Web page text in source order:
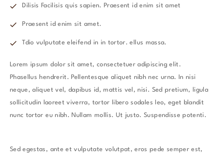
Dilisis Facilisis quis sapien. Praesent id enim sit amet
Praesent id enim sit amet.
Tdio vulputate eleifend in in tortor. ellus massa.
Lorem ipsum dolor sit amet, consectetuer adipiscing elit.
Phasellus hendrerit. Pellentesque aliquet nibh nec urna. In nisi
neque, aliquet vel, dapibus id, mattis vel, nisi. Sed pretium, ligula
sollicitudin laoreet viverra, tortor libero sodales leo, eget blandit
nunc tortor eu nibh. Nullam mollis. Ut justo. Suspendisse potenti.
Sed egestas, ante et vulputate volutpat, eros pede semper est,